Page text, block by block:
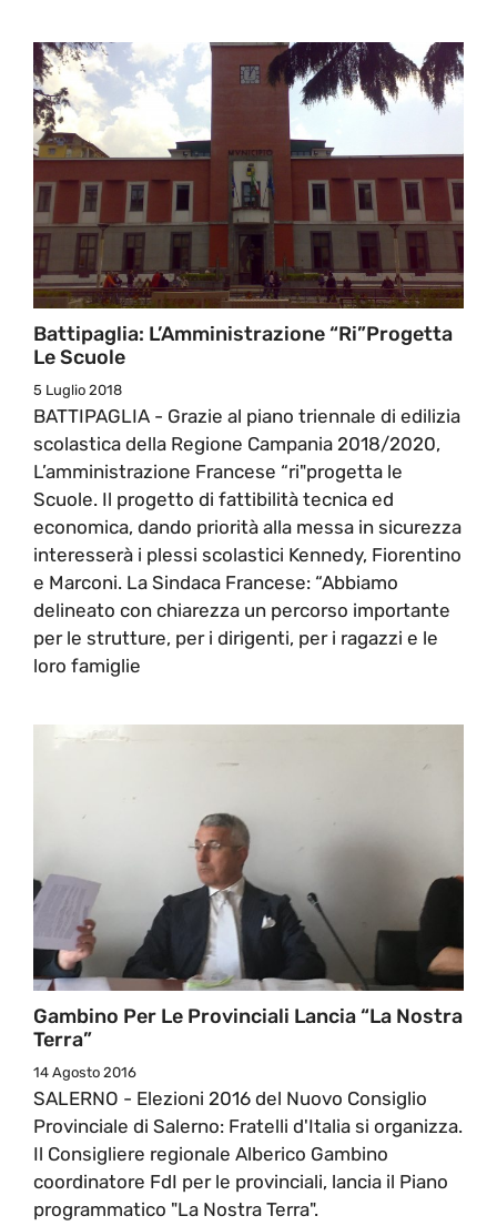
Battipaglia: L’Amministrazione “ri”progetta
Le Scuole
5 Luglio 2018
BATTIPAGLIA - Grazie al piano triennale di edilizia
scolastica della Regione Campania 2018/2020,
L’amministrazione Francese “ri"progetta le
Scuole. Il progetto di fattibilità tecnica ed
economica, dando priorità alla messa in sicurezza
interesserà i plessi scolastici Kennedy, Fiorentino
e Marconi. La Sindaca Francese: “Abbiamo
delineato con chiarezza un percorso importante
per le strutture, per i dirigenti, per i ragazzi e le
loro famiglie
Gambino Per Le Provinciali Lancia “La Nostra
Terra”
14 Agosto 2016
SALERNO - Elezioni 2016 del Nuovo Consiglio
Provinciale di Salerno: Fratelli d'Italia si organizza.
Il Consigliere regionale Alberico Gambino
coordinatore FdI per le provinciali, lancia il Piano
programmatico "La Nostra Terra".